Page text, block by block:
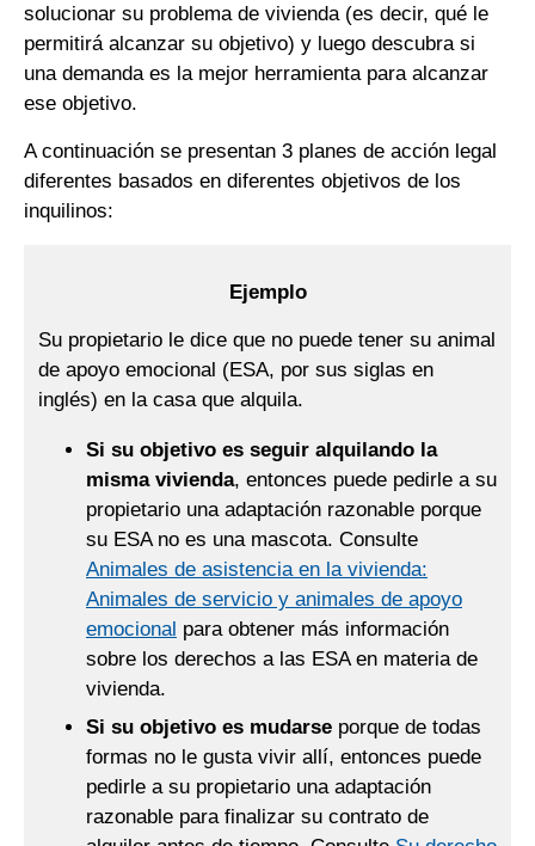
solucionar su problema de vivienda (es decir, qué le
permitirá alcanzar su objetivo) y luego descubra si
una demanda es la mejor herramienta para alcanzar
ese objetivo.
A continuación se presentan 3 planes de acción legal
diferentes basados en diferentes objetivos de los
inquilinos:
Ejemplo
Su propietario le dice que no puede tener su animal
de apoyo emocional (ESA, por sus siglas en
inglés) en la casa que alquila.
Si su objetivo es seguir alquilando la
misma vivienda, entonces puede pedirle a su
propietario una adaptación razonable porque
su ESA no es una mascota. Consulte
Animales de asistencia en la vivienda:
Animales de servicio y animales de apoyo
emocional para obtener más información
sobre los derechos a las ESA en materia de
vivienda.
Si su objetivo es mudarse porque de todas
formas no le gusta vivir allí, entonces puede
pedirle a su propietario una adaptación
razonable para finalizar su contrato de